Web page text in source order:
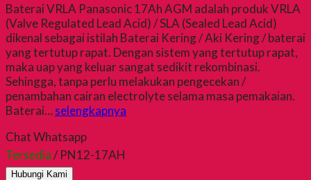
Baterai VRLA Panasonic 17Ah AGM adalah produk VRLA
(Valve Regulated Lead Acid) / SLA (Sealed Lead Acid)
dikenal sebagai istilah Baterai Kering / Aki Kering / baterai
yang tertutup rapat. Dengan sistem yang tertutup rapat,
maka uap yang keluar sangat sedikit rekombinasi.
Sehingga, tanpa perlu melakukan pengecekan /
penambahan cairan electrolyte selama masa pemakaian.
Baterai…selengkapnya
Chat Whatsapp
Tersedia/ PN12-17AH
Hubungi Kami